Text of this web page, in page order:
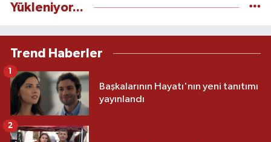
Yükleniyor...
Trend Haberler
Başkalarının Hayatı'nın yeni tanıtımı
yayınlandı
1
2